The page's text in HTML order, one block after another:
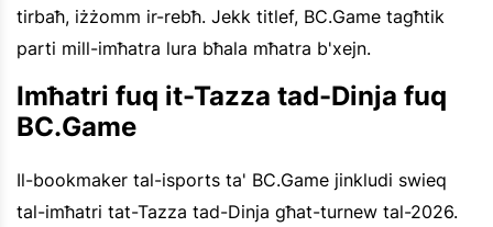
tirbaħ, iżżomm ir-rebħ. Jekk titlef, BC.Game tagħtik
parti mill-imħatra lura bħala mħatra b'xejn.
Imħatri fuq it-Tazza tad-Dinja fuq
BC.Game
Il-bookmaker tal-isports ta' BC.Game jinkludi swieq
tal-imħatri tat-Tazza tad-Dinja għat-turnew tal-2026.